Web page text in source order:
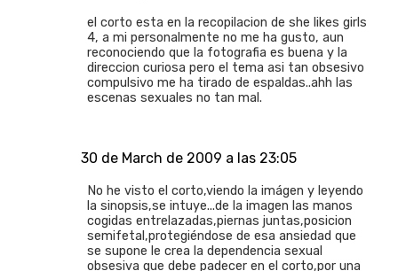
el corto esta en la recopilacion de she likes girls
4, a mi personalmente no me ha gusto, aun
reconociendo que la fotografia es buena y la
direccion curiosa pero el tema asi tan obsesivo
compulsivo me ha tirado de espaldas..ahh las
escenas sexuales no tan mal.
30 de March de 2009 a las 23:05
No he visto el corto,viendo la imágen y leyendo
la sinopsis,se intuye...de la imagen las manos
cogidas entrelazadas,piernas juntas,posicion
semifetal,protegiéndose de esa ansiedad que
se supone le crea la dependencia sexual
obsesiva que debe padecer en el corto,por una